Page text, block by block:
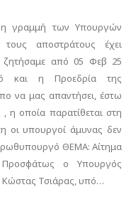
η γραμμή των Υπουργών
αποστράτους έχει
ζητήσαμε από 05 Φεβ 25
και η Προεδρία της
να μας απαντήσει, έστω
η οποία παρατίθεται στη
οι υπουργοί άμυνας δεν
ΘΕΜΑ: Αίτημα
Προσφάτως ο Υπουργός
Κώστας Τσιάρας, υπό…